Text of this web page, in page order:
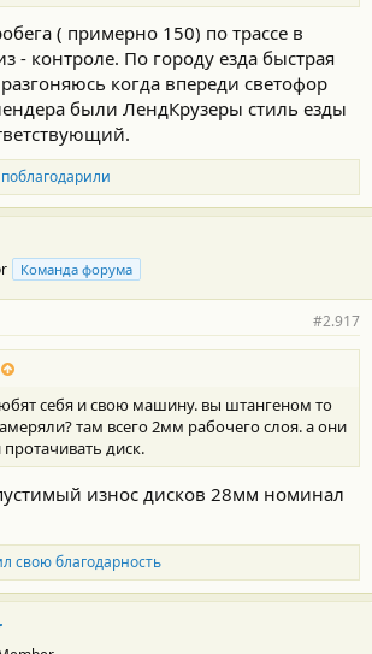
( примерно 150) по трассе в
- контроле. По городу езда быстрая
когда впереди светофор
были ЛендКрузеры стиль езды
Команда форума
#2.917
себя и свою машину. вы штангеном то
там всего 2мм рабочего слоя. а они
диск.
износ дисков 28мм номинал
свою благодарность